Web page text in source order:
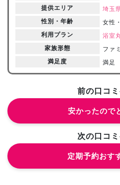
提供エリア
埼玉
性別・年齢
女性
利用プラン
浴室
家族形態
ファ
満足度
満足
前の口コ
安かったので
次の口コ
定期予約おす